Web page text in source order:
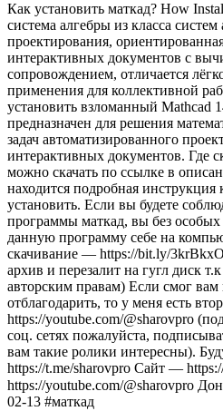
Как установить маткад? How
система алгебры из класса
проектирования,
интерактивных документов с
сопровождением, отличается
применения для коллективной
установить взломанный Mathcad
предназначен для решения
задач автоматизированного
интерактивных документов. Где
можно скачать по ссылке в
находится подробная инструкция
установить. Если вы будете
программы маткад, вы без особых
данную программу себе на
скачивание — https://bit.ly/
архив и перезалит на гугл диск
авторским правам) Если смог
отблагодарить, то у меня есть
https://youtube.com/@sharovpro
соц. сетях пожалуйста,
вам такие ролики интересны).
https://t.me/sharovpro Сайт —
https://youtube.com/@sharovpro
02-13 #маткад